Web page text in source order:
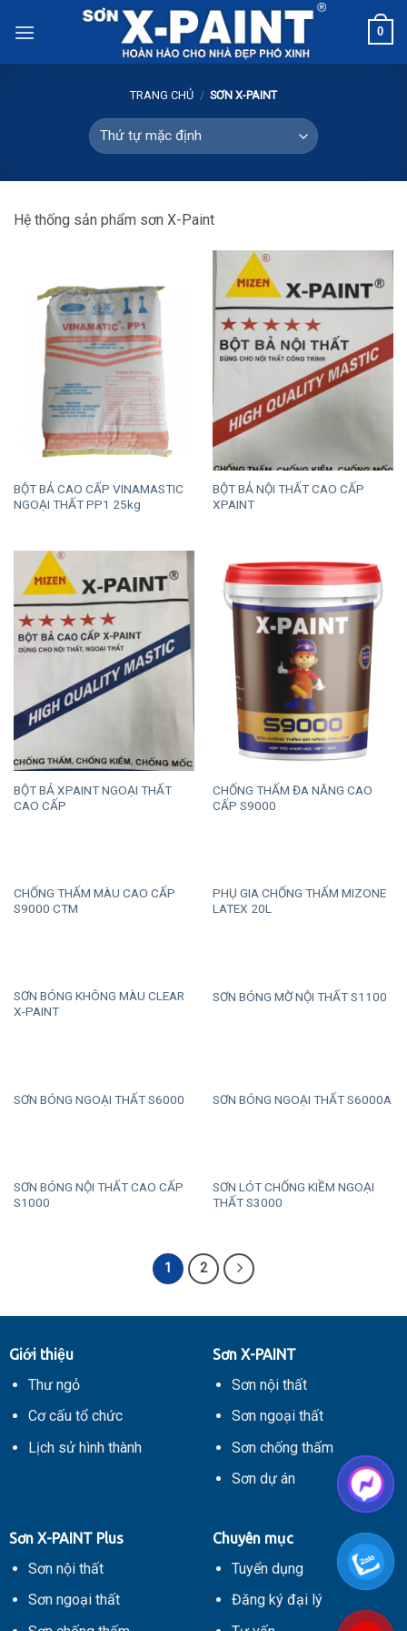
0
TRANG CHỦ / SƠN X-PAINT
Hệ thống sản phẩm sơn X-Paint
BỘT BẢ CAO CẤP VINAMASTIC
NGOẠI THẤT PP1 25kg
BỘT BẢ NỘI THẤT CAO CẤP
XPAINT
BỘT BẢ XPAINT NGOẠI THẤT
CAO CẤP
CHỐNG THẤM ĐA NĂNG CAO
CẤP S9000
CHỐNG THẤM MÀU CAO CẤP
S9000 CTM
PHỤ GIA CHỐNG THẤM MIZONE
LATEX 20L
SƠN BÓNG KHÔNG MÀU CLEAR
X-PAINT
SƠN BÓNG MỜ NỘI THẤT S1100
SƠN BÓNG NGOẠI THẤT S6000 SƠN BÓNG NGOẠI THẤT S6000A
SƠN BÓNG NỘI THẤT CAO CẤP
S1000
SƠN LÓT CHỐNG KIỀM NGOẠI
THẤT S3000
1 2
Giới thiệu
Thư ngỏ
Cơ cấu tổ chức
Lịch sử hình thành
Sơn X-PAINT
Sơn nội thất
Sơn ngoại thất
Sơn chống thấm
Sơn dự án
Sơn X-PAINT Plus
Sơn nội thất
Sơn ngoại thất
Chuyên mục
Tuyển dụng
Đăng ký đại lý